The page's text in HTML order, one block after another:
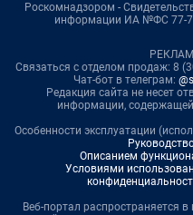
Роскомнадзором -
информации ИА №ФС 77-
Связаться с отделом продаж: 8
Чат-бот в телеграм:
Редакция сайта не несет
информации,
Особенности эксплуатации
Описанием
Условиями
Веб-портал распространяется